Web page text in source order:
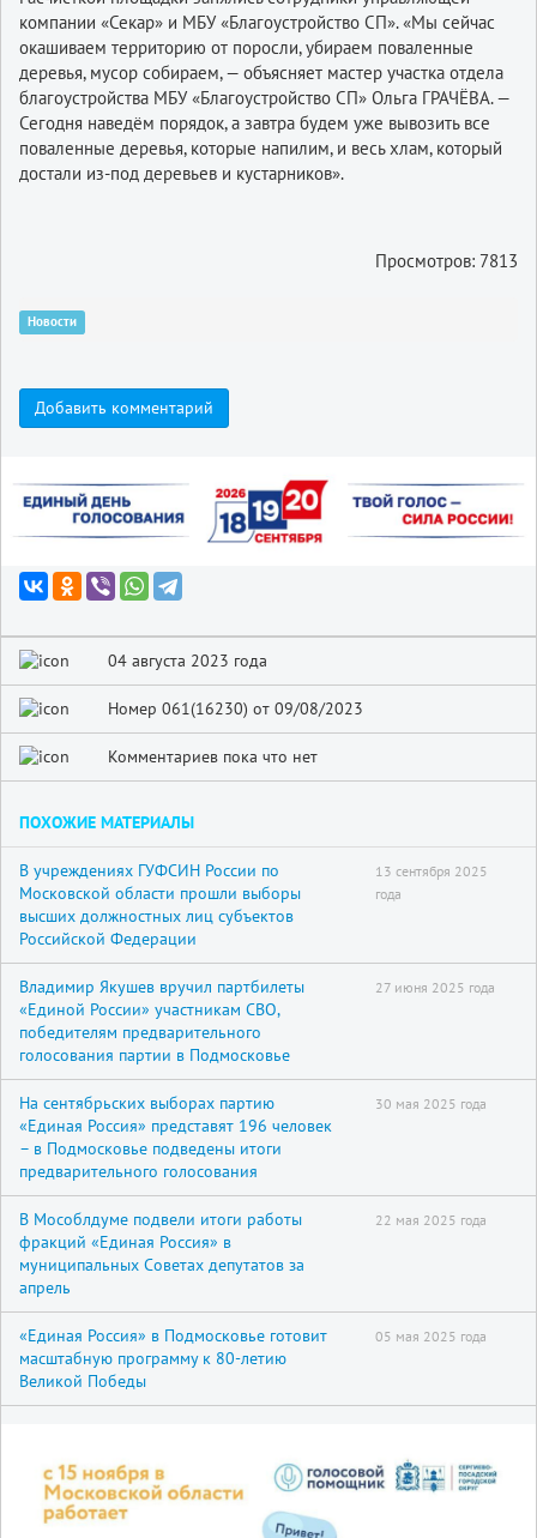
компании «Секар» и МБУ «Благоустройство СП». «Мы сейчас
окашиваем территорию от поросли, убираем поваленные
деревья, мусор собираем, — объясняет мастер участка отдела
благоустройства МБУ «Благоустройство СП» Ольга ГРАЧЁВА. —
Сегодня наведём порядок, а завтра будем уже вывозить все
поваленные деревья, которые напилим, и весь хлам, который
достали из-под деревьев и кустарников».
Просмотров: 7813
Новости
Добавить комментарий
04 августа 2023 года
Номер 061(16230) от 09/08/2023
Комментариев пока что нет
ПОХОЖИЕ МАТЕРИАЛЫ
В учреждениях ГУФСИН России по
Московской области прошли выборы
высших должностных лиц субъектов
Российской Федерации
13 сентября 2025
года
Владимир Якушев вручил партбилеты
«Единой России» участникам СВО,
победителям предварительного
голосования партии в Подмосковье
27 июня 2025 года
На сентябрьских выборах партию
«Единая Россия» представят 196 человек
– в Подмосковье подведены итоги
предварительного голосования
30 мая 2025 года
В Мособлдуме подвели итоги работы
фракций «Единая Россия» в
муниципальных Советах депутатов за
апрель
22 мая 2025 года
«Единая Россия» в Подмосковье готовит
масштабную программу к 80-летию
Великой Победы
05 мая 2025 года